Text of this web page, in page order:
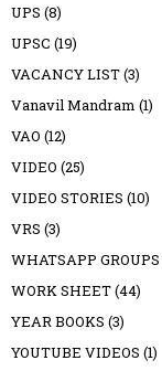
UPS (8)
UPSC (19)
VACANCY LIST(3)
Vanavil Mandram (1)
VAO (12)
VIDEO (25)
VIDEO STORIES (10)
VRS (3)
WHATSAPP GROUPS
WORK SHEET(44)
YEAR BOOKS (3)
YOUTUBE VIDEOS (1)